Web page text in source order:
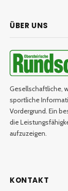
ÜBER UNS
Gesellschaftliche,
sportliche
Vordergrund. Ein
die
aufzuzeigen.
KONTAKT